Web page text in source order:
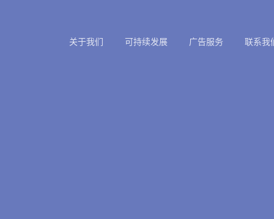
关于我们 可持续发展 广告服务 联系我